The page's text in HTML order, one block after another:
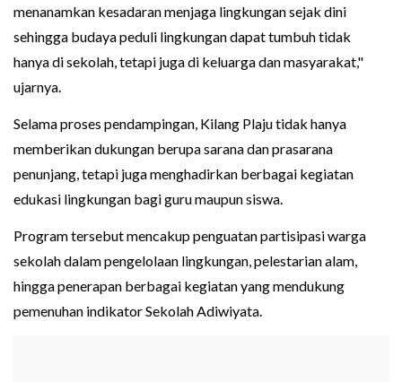
menanamkan kesadaran menjaga lingkungan sejak dini
sehingga budaya peduli lingkungan dapat tumbuh tidak
hanya di sekolah, tetapi juga di keluarga dan masyarakat,"
ujarnya.
Selama proses pendampingan, Kilang Plaju tidak hanya
memberikan dukungan berupa sarana dan prasarana
penunjang, tetapi juga menghadirkan berbagai kegiatan
edukasi lingkungan bagi guru maupun siswa.
Program tersebut mencakup penguatan partisipasi warga
sekolah dalam pengelolaan lingkungan, pelestarian alam,
hingga penerapan berbagai kegiatan yang mendukung
pemenuhan indikator Sekolah Adiwiyata.